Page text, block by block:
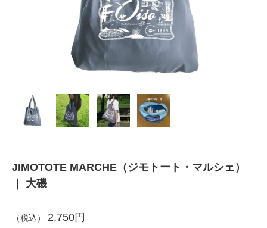
JIMOTOTE MARCHE（ジモトート・マルシェ）
｜ 大磯
（税込） 2,750円